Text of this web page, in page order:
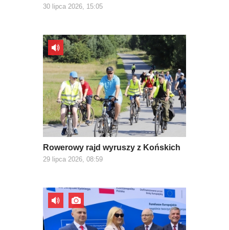
30 lipca 2026, 15:05
Rowerowy rajd wyruszy z Końskich
29 lipca 2026, 08:59